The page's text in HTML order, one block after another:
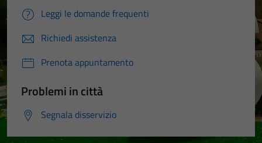
Leggi le domande frequenti
Richiedi assistenza
Prenota appuntamento
Problemi in città
Segnala disservizio